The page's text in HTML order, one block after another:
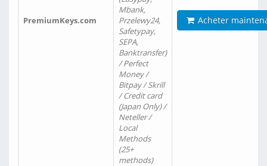
PremiumKeys.com
Mbank,
Przelewy24,
Safetypay,
SEPA,
Banktransfer)
/ Perfect
Money /
Bitpay / Skrill
/ Credit card
(Japan Only) /
Neteller /
Local
Methods
(25+
methods)
Acheter